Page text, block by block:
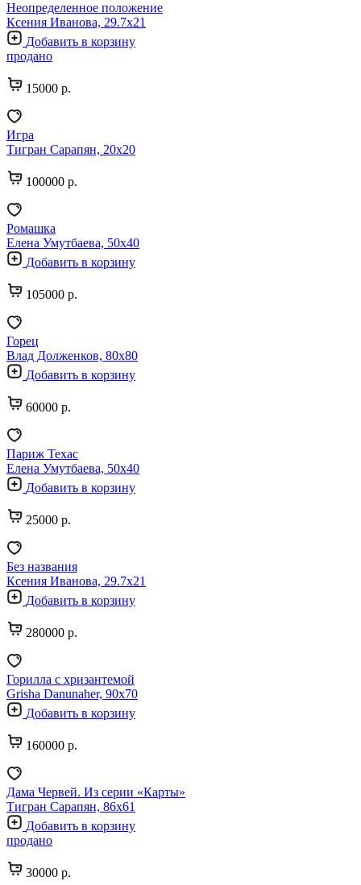
Неопределенное положение
Ксения Иванова, 29.7х21
Добавить в корзину
продано
15000 р.
Игра
Тигран Сарапян, 20х20
100000 р.
Ромашка
Елена Умутбаева, 50х40
Добавить в корзину
105000 р.
Горец
Влад Долженков, 80х80
Добавить в корзину
60000 р.
Париж Техас
Елена Умутбаева, 50х40
Добавить в корзину
25000 р.
Без названия
Ксения Иванова, 29.7х21
Добавить в корзину
280000 р.
Горилла с хризантемой
Grisha Danunaher, 90х70
Добавить в корзину
160000 р.
Дама Червей. Из серии «Карты»
Тигран Сарапян, 86х61
Добавить в корзину
продано
30000 р.